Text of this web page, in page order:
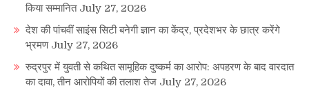
किया सम्मानित July 27, 2026
देश की पांचवीं साइंस सिटी बनेगी ज्ञान का केंद्र, प्रदेशभर के छात्र करेंगे
भ्रमण July 27, 2026
रुद्रपुर में युवती से कथित सामूहिक दुष्कर्म का आरोप: अपहरण के बाद वारदात
का दावा, तीन आरोपियों की तलाश तेज July 27, 2026